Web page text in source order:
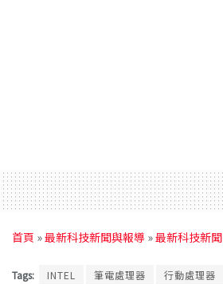
首頁 »最新科技新聞與報導 »最新科技新聞
Tags: INTEL 筆電處理器 行動處理器